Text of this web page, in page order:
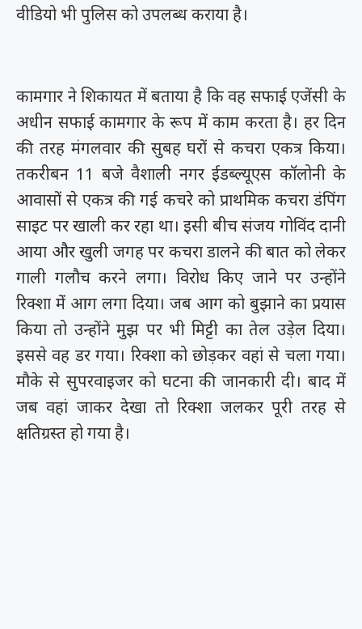
वीडियो भी पुलिस को उपलब्ध कराया है।
कामगार ने शिकायत में बताया है कि वह सफाई एजेंसी के
अधीन सफाई कामगार के रूप में काम करता है। हर दिन
की तरह मंगलवार की सुबह घरों से कचरा एकत्र किया।
तकरीबन 11 बजे वैशाली नगर ईडब्ल्यूएस कॉलोनी के
आवासों से एकत्र की गई कचरे को प्राथमिक कचरा डंपिंग
साइट पर खाली कर रहा था। इसी बीच संजय गोविंद दानी
आया और खुली जगह पर कचरा डालने की बात को लेकर
गाली गलौच करने लगा। विरोध किए जाने पर उन्होंने
रिक्शा मेंं आग लगा दिया। जब आग को बुझाने का प्रयास
किया तो उन्होंने मुझ पर भी मिट्टी का तेल उड़ेल दिया।
इससे वह डर गया। रिक्शा को छोड़कर वहां से चला गया।
मौके से सुपरवाइजर को घटना की जानकारी दी। बाद में
जब वहां जाकर देखा तो रिक्शा जलकर पूरी तरह से
क्षतिग्रस्त हो गया है।